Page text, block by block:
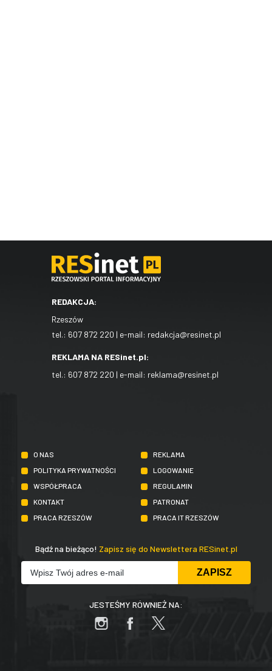
REDAKCJA:
Rzeszów
tel.: 607 872 220 | e-mail: redakcja@resinet.pl
REKLAMA NA RESinet.pl:
tel.: 607 872 220 | e-mail: reklama@resinet.pl
O NAS
REKLAMA
POLITYKA PRYWATNOŚCI
LOGOWANIE
WSPÓŁPRACA
REGULAMIN
KONTAKT
PATRONAT
PRACA RZESZÓW
PRACA IT RZESZÓW
Bądź na bieżąco! Zapisz się do Newslettera RESinet.pl
JESTEŚMY RÓWNIEŻ NA: